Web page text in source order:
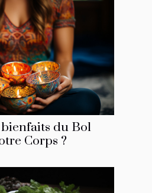
du Bol
Corps ?